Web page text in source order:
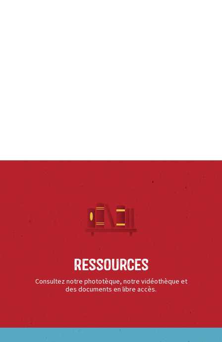
Ressources
Consultez notre phototèque, notre vidéothèque et
des documents en libre accès.